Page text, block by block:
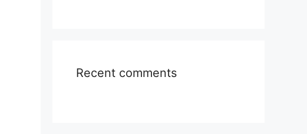
Recent comments